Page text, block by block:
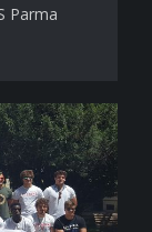
Parma